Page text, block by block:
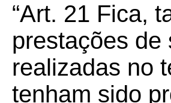
“Art. 21 Fica,
prestações de
realizadas no
tenham sido